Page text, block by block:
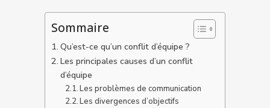
Sommaire
Qu’est-ce qu’un conflit d’équipe ?
Les principales causes d’un conflit
d’équipe
Les problèmes de communication
Les divergences d’objectifs